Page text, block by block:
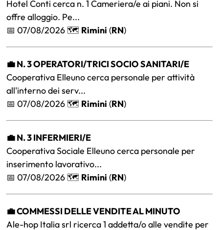
Hotel Conti cerca n. 1 Cameriera/e ai piani. Non si
offre alloggio. Pe...
📅 07/08/2026 🗺️ Rimini (RN)
💼 N. 3 OPERATORI/TRICI SOCIO SANITARI/E
Cooperativa Elleuno cerca personale per attività
all'interno dei serv...
📅 07/08/2026 🗺️ Rimini (RN)
💼 N. 3 INFERMIERI/E
Cooperativa Sociale Elleuno cerca personale per
inserimento lavorativo...
📅 07/08/2026 🗺️ Rimini (RN)
💼 COMMESSI DELLE VENDITE AL MINUTO
Ale-hop Italia srl ricerca 1 addetta/o alle vendite per